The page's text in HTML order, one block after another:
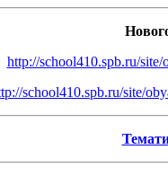
http://school410.spb.ru/
school410.spb.ru/site/